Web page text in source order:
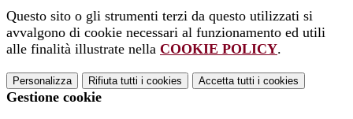
Questo sito o gli strumenti terzi da questo utilizzati si
avvalgono di cookie necessari al funzionamento ed utili
alle finalità illustrate nella COOKIE POLICY.
Personalizza Rifiuta tutti i cookies Accetta tutti i cookies
Gestione cookie